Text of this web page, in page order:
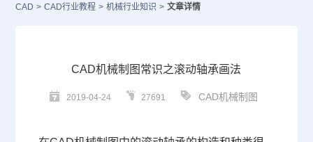
CAD > CAD行业教程 > 机械行业知识 > 文章详情
CAD机械制图常识之滚动轴承画法
2019-04-24 27691 CAD机械制图